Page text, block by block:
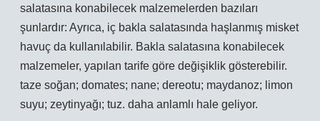
salatasına konabilecek malzemelerden bazıları
şunlardır: Ayrıca, iç bakla salatasında haşlanmış misket
havuç da kullanılabilir. Bakla salatasına konabilecek
malzemeler, yapılan tarife göre değişiklik gösterebilir.
taze soğan; domates; nane; dereotu; maydanoz; limon
suyu; zeytinyağı; tuz. daha anlamlı hale geliyor.